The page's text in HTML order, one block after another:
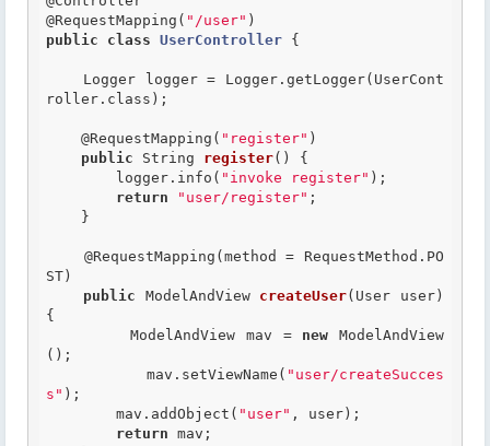
@RequestMapping ( "/user"
public
class UserController {
roller.class);
@RequestMapping ( "register" )
public String register() {
        logger.info(
"invoke register" );
return
"user/register" ;
@RequestMapping (method = RequestMethod.PO
ST)
public ModelAndView createUser(User user)
{
        ModelAndView mav =
new ModelAndView
();
        mav.setViewName(
"user/createSucces
s" );
        mav.addObject(
"user" , user);
return mav;